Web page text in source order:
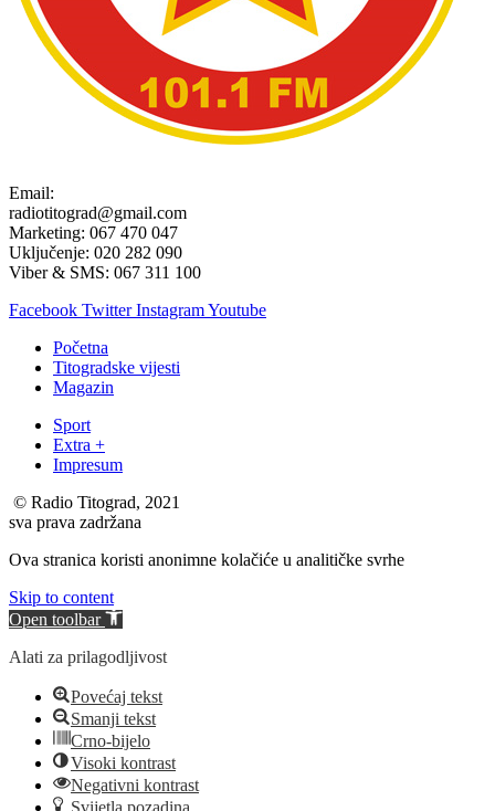
Email:
radiotitograd@gmail.com
Marketing: 067 470 047
Uključenje: 020 282 090
Viber & SMS: 067 311 100
Facebook Twitter InstagramYoutube
Početna
Titogradske vijesti
Magazin
Sport
Extra +
Impresum
© Radio Titograd, 2021
sva prava zadržana
Ova stranica koristi anonimne kolačiće u analitičke svrhe
Skip to content
Open toolbar
Alati za prilagodljivost
Povećaj tekst
Smanji tekst
Crno-bijelo
Visoki kontrast
Negativni kontrast